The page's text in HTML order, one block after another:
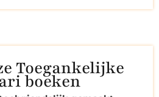
Toegankelijke
boeken